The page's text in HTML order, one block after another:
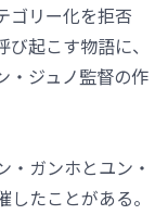
ゴリー化を拒否
起こす物語に、
・ジュノ監督の作
・ガンホとユン・
たことがある。